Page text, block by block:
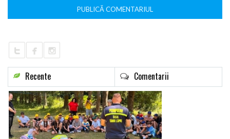
Recente Comentarii